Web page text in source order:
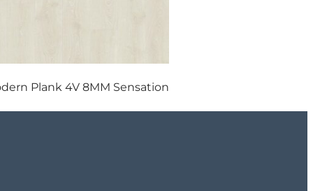
Plank 4V 8MM Sensation